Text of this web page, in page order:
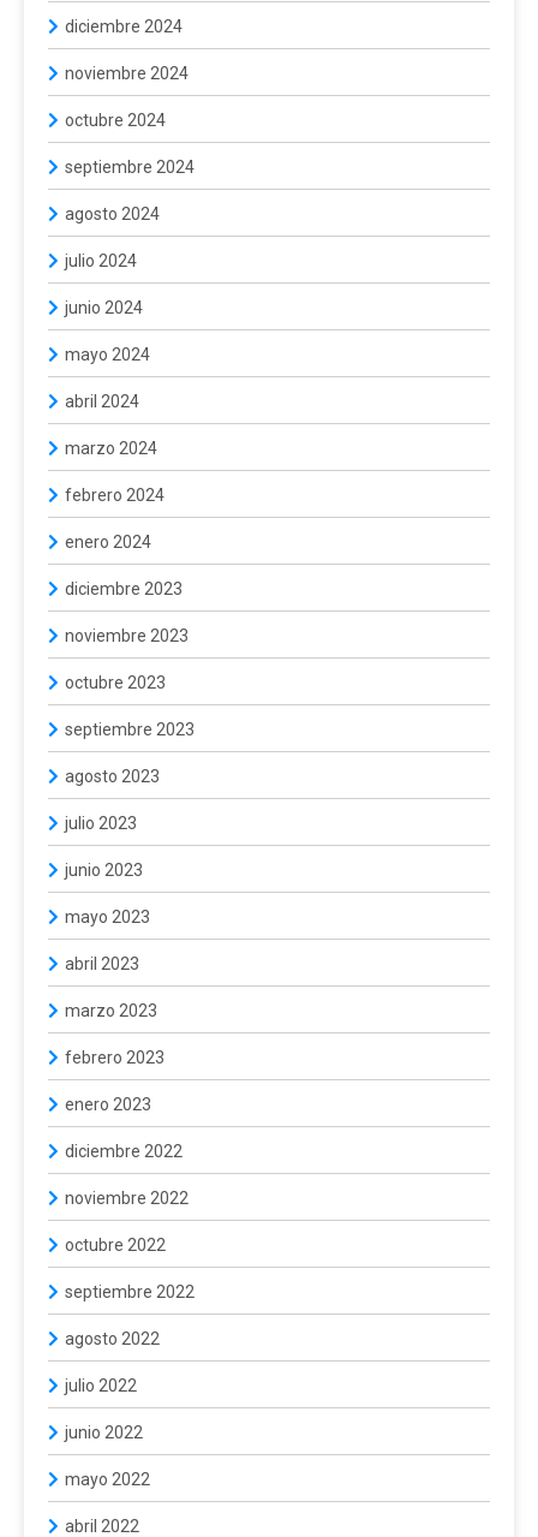
diciembre 2024
noviembre 2024
octubre 2024
septiembre 2024
agosto 2024
julio 2024
junio 2024
mayo 2024
abril 2024
marzo 2024
febrero 2024
enero 2024
diciembre 2023
noviembre 2023
octubre 2023
septiembre 2023
agosto 2023
julio 2023
junio 2023
mayo 2023
abril 2023
marzo 2023
febrero 2023
enero 2023
diciembre 2022
noviembre 2022
octubre 2022
septiembre 2022
agosto 2022
julio 2022
junio 2022
mayo 2022
abril 2022